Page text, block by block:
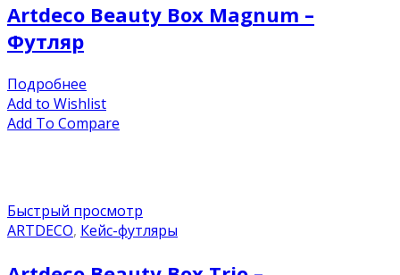
Artdeco Beauty Box Magnum –
Футляр
Подробнее
Add to Wishlist
Add To Compare
Быстрый просмотр
ARTDECO, Кейс-футляры